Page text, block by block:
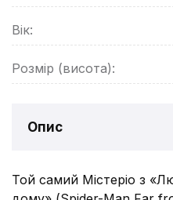
Вік:
Розмір (висота):
Опис
Той самий Містеріо з